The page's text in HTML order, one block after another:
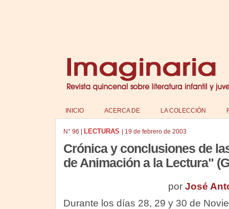
INICIO ACERCA DE LA COLECCIÓN
N° 96 LECTURAS 19 de febrero de 2003
Crónica y conclusiones de
de Animación a la Lectura"
por José
Durante los días 28, 29 y 30 de